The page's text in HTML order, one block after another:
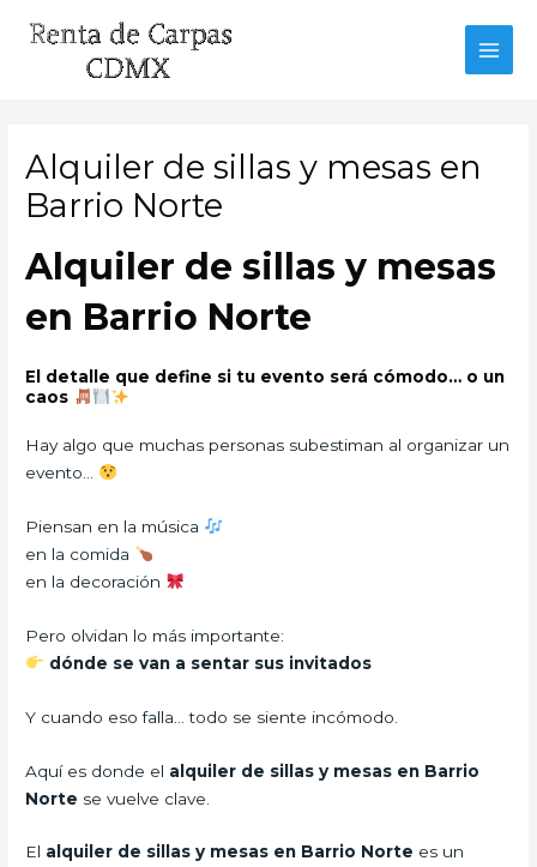
Alquiler de sillas y mesas en
Barrio Norte
Alquiler de sillas y mesas
en Barrio Norte
El detalle que define si tu evento será cómodo… o un
caos
Hay algo que muchas personas subestiman al organizar un
evento…
Piensan en la música
en la comida
en la decoración
Pero olvidan lo más importante:
dónde se van a sentar sus invitados
Y cuando eso falla… todo se siente incómodo.
Aquí es donde el alquiler de sillas y mesas en Barrio
Norte se vuelve clave.
El alquiler de sillas y mesas en Barrio Norte es un